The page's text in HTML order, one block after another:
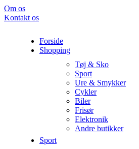
Om os
Kontakt os
Forside
Shopping
Tøj & Sko
Sport
Ure & Smykker
Cykler
Biler
Frisør
Elektronik
Andre butikker
Sport